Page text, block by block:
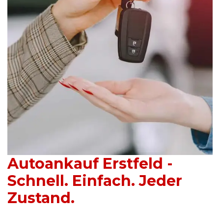
Autoankauf Erstfeld -
Schnell. Einfach. Jeder
Zustand.